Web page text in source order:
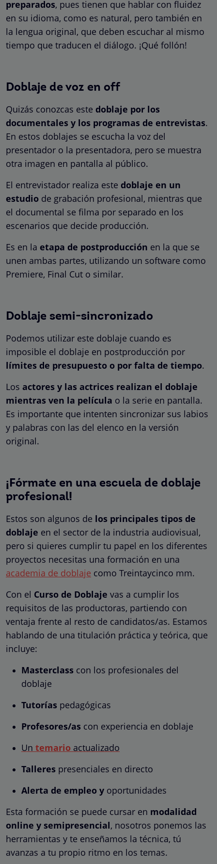
preparados, pues tienen que hablar con fluidez
en su idioma, como es natural, pero también en
la lengua original, que deben escuchar al mismo
tiempo que traducen el diálogo. ¡Qué follón!
Doblaje de voz en off
Quizás conozcas este doblaje por los
documentales y los programas de entrevistas.
En estos doblajes se escucha la voz del
presentador o la presentadora, pero se muestra
otra imagen en pantalla al público.
El entrevistador realiza este doblaje en un
estudio de grabación profesional, mientras que
el documental se filma por separado en los
escenarios que decide producción.
Es en la etapa de postproducción en la que se
unen ambas partes, utilizando un software como
Premiere, Final Cut o similar.
Doblaje semi-sincronizado
Podemos utilizar este doblaje cuando es
imposible el doblaje en postproducción por
límites de presupuesto o por falta de tiempo.
Los actores y las actrices realizan el doblaje
mientras ven la película o la serie en pantalla.
Es importante que intenten sincronizar sus labios
y palabras con las del elenco en la versión
original.
¡Fórmate en una escuela de doblaje
profesional!
Estos son algunos de los principales tipos de
doblaje en el sector de la industria audiovisual,
pero si quieres cumplir tu papel en los diferentes
proyectos necesitas una formación en una
academia de doblaje como Treintaycinco mm.
Con el Curso de Doblaje vas a cumplir los
requisitos de las productoras, partiendo con
ventaja frente al resto de candidatos/as. Estamos
hablando de una titulación práctica y teórica, que
incluye:
Masterclass con los profesionales del
doblaje
Tutorías pedagógicas
Profesores/as con experiencia en doblaje
Un temario actualizado
Talleres presenciales en directo
Alerta de empleo y oportunidades
Esta formación se puede cursar en modalidad
online y semipresencial, nosotros ponemos las
herramientas y te enseñamos la técnica, tú
avanzas a tu propio ritmo en los temas.